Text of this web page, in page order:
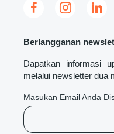
Berlangganan
Dapatkan informasi
melalui newsletter dua
Masukan Email Anda